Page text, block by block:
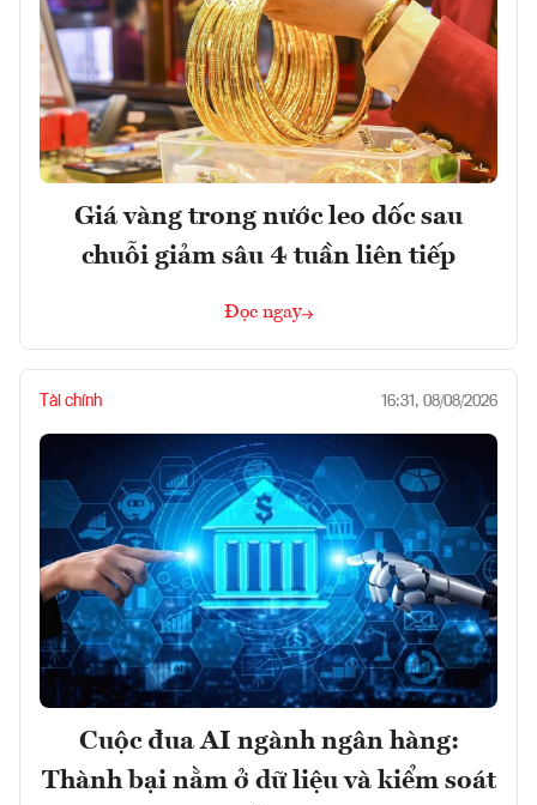
Giá vàng trong nước leo dốc sau
chuỗi giảm sâu 4 tuần liên tiếp
Đọc ngay
Tài chính 16:31, 08/08/2026
Cuộc đua AI ngành ngân hàng:
Thành bại nằm ở dữ liệu và kiểm soát